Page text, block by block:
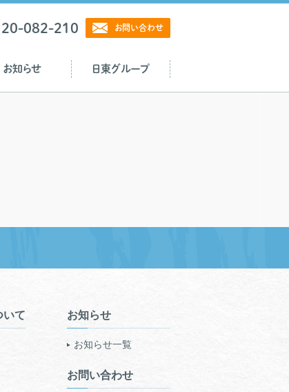
082-210 お問い合わせ
お知らせ 日東グループ
いて お知らせ
お知らせ一覧
お問い合わせ